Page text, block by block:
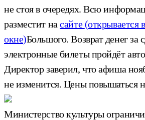
не стоя в очередях. Всю
разместит насайте(открывается
окне)Большого. Возврат денег за
электронные билеты пройдёт
Директор заверил, что афиша
не изменится. Цены повышаться
Министерство культуры